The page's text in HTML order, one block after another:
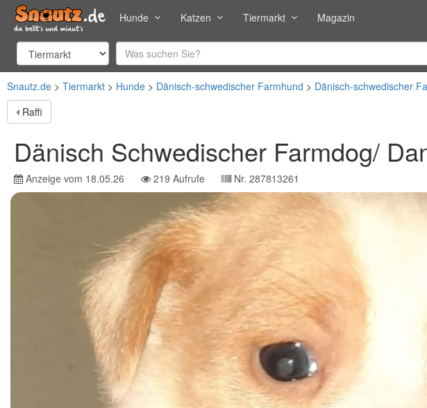
Hunde Katzen Tiermarkt Magazin
Snautz.de Tiermarkt Hunde Dänisch-schwedischer Farmhund Dänisch-schwedischer
Raffi
Dänisch Schwedischer Farmdog/
Anzeige vom 18.05.26 219 Aufrufe Nr. 287813261